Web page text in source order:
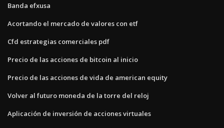
Banda efxusa
Acortando el mercado de valores con etf
Cfd estrategias comerciales pdf
Precio de las acciones de bitcoin al inicio
Precio de las acciones de vida de american equity
Volver al futuro moneda de la torre del reloj
Aplicación de inversión de acciones virtuales